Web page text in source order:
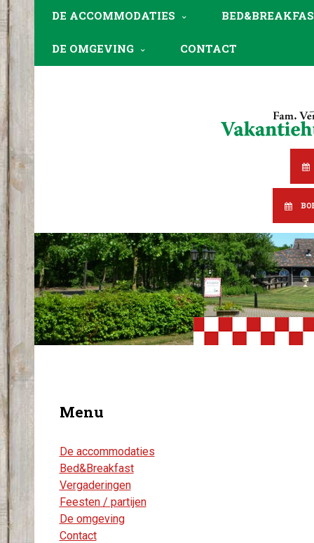
DE ACCOMMODATIES
DE OMGEVING CONTACT
Menu
De accommodaties
Bed&Breakfast
Vergaderingen
Feesten / partijen
De omgeving
Contact